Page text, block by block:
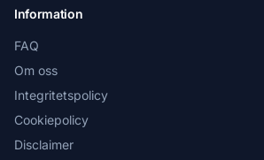
Information
FAQ
Om oss
Integritetspolicy
Cookiepolicy
Disclaimer